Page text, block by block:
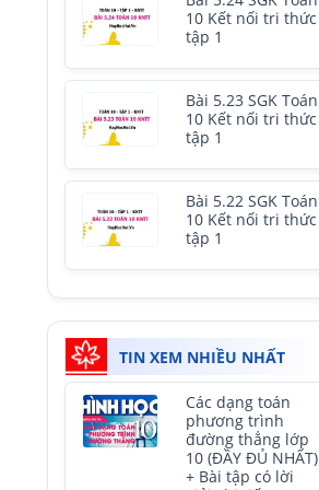
10 Kết nối tri thức
tập 1
Bài 5.23 SGK Toán
10 Kết nối tri thức
tập 1
Bài 5.22 SGK Toán
10 Kết nối tri thức
tập 1
TIN XEM NHIỀU NHẤT
Các dạng toán
phương trình
đường thẳng lớp
10 (ĐẦY ĐỦ NHẤT)
+ Bài tập có lời